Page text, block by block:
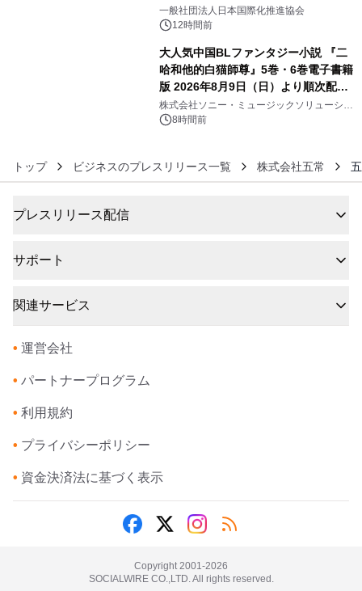
一般社団法人日本国際化推進協会
12時間前
大人気中国BLファンタジー小説 『二
哈和他的白猫師尊』5巻・6巻電子書籍
版 2026年8月9日（日）より順次配信
開始
株式会社ソニー・ミュージックソリューショ
ンズ8時間前
トップ ビジネスのプレスリリース一覧 株式会社五常
プレスリリース配信
サポート
関連サービス
• 運営会社
• パートナープログラム
• 利用規約
• プライバシーポリシー
• 資金決済法に基づく表示
Copyright 2001-2026
SOCIALWIRE CO.,LTD. All rights reserved.